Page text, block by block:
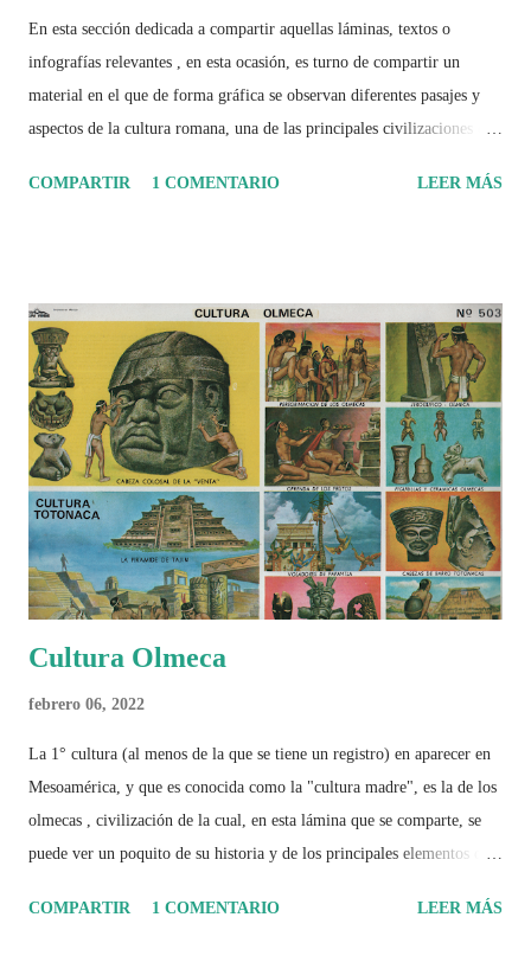
En esta sección dedicada a compartir aquellas láminas, textos o
infografías relevantes , en esta ocasión, es turno de compartir un
material en el que de forma gráfica se observan diferentes pasajes y
aspectos de la cultura romana, una de las principales civilizaciones que
COMPARTIR
1 COMENTARIO LEER MÁS
Cultura Olmeca
febrero 06, 2022
La 1° cultura (al menos de la que se tiene un registro) en aparecer en
Mesoamérica, y que es conocida como la "cultura madre", es la de los
olmecas , civilización de la cual, en esta lámina que se comparte, se
puede ver un poquito de su historia y de los principales elementos que
COMPARTIR
1 COMENTARIO LEER MÁS